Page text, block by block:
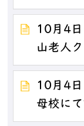
10月4日
山老人
10月4日
母校に